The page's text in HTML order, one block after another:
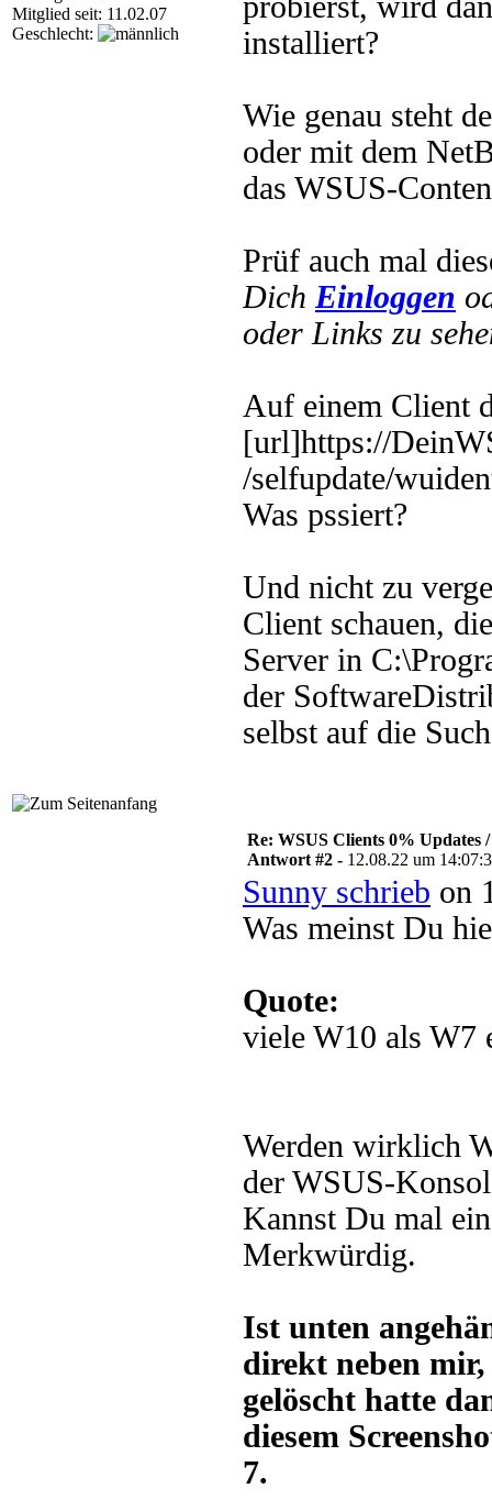
Mitglied seit: 11.02.07
Geschlecht:
installiert?
Wie genau steht
oder mit dem
das WSUS-
Prüf auch mal
Dich Einloggen
oder Links zu
Auf einem Client
[url]https://
/selfupdate/
Was pssiert?
Und nicht zu
Client schauen,
Server in
der
selbst auf die
Re: WSUS Clients 0% Updates
Antwort #2 - 12.08.22 um
Sunny schrieb on
Was meinst Du
Quote:
viele W10 als W7
Werden wirklich
der WSUS-
Kannst Du mal
Merkwürdig.
Ist unten
direkt neben
gelöscht hatte
diesem
7.